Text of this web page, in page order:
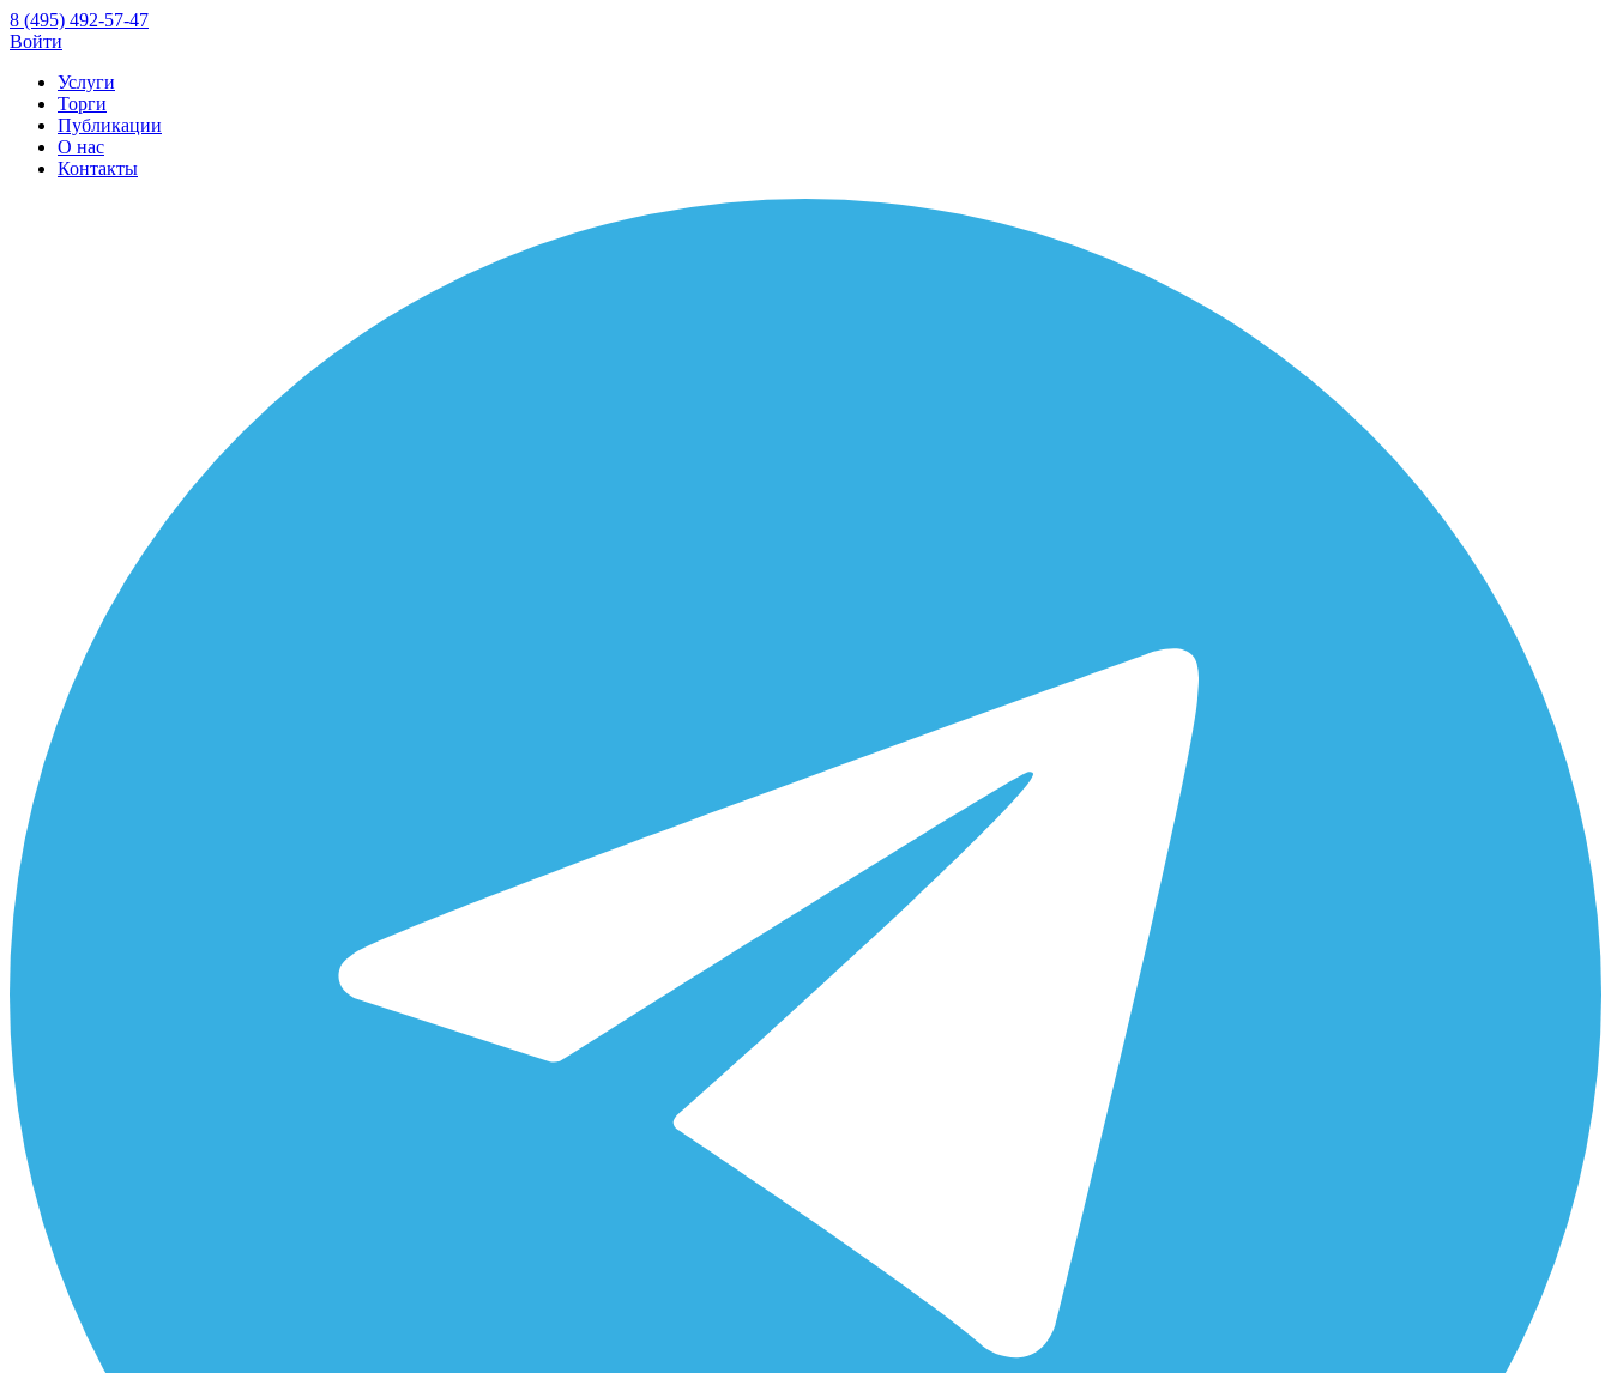
8 (495) 492-57-47
Войти
Услуги
Торги
Публикации
О нас
Контакты